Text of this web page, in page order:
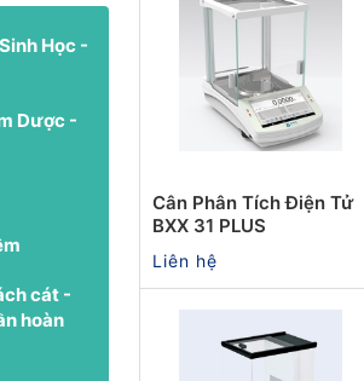
Học -
Dược -
cát -
hoàn
Cân Phân Tích Điện Tử
BXX 31 PLUS
Liên hệ